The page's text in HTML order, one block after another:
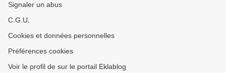
Signaler un abus
C.G.U.
Cookies et données personnelles
Préférences cookies
Voir le profil de sur le portail Eklablog